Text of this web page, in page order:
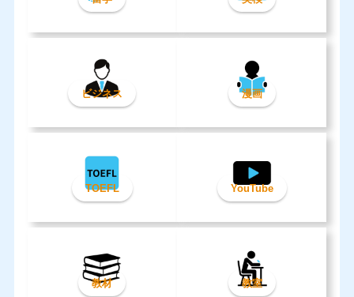
ビジネス 漫画
TOEFL YouTube
教材 教室